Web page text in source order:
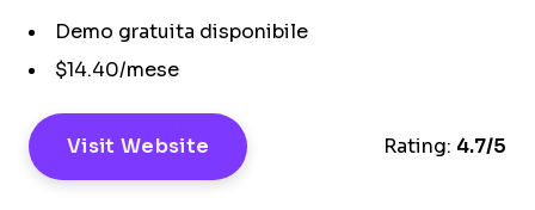
Demo gratuita disponibile
$14.40/mese
Visit Website Rating: 4.7/5